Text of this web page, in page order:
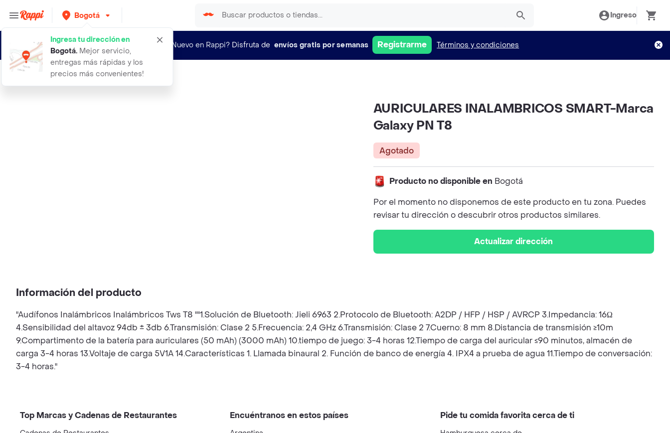
Bogotá
Ingresa tu dirección en
Bogotá. Mejor servicio,
entregas más rápidas y los
precios más convenientes!
Ingreso
¿Nuevo en Rappi? Disfruta de envíos gratis por semanas Registrarme Términos y condiciones
auriculares inalambricos smart marc
AURICULARES INALAMBRICOS SMART-Marca
Galaxy PN T8
Agotado
Producto no disponible en Bogotá
Por el momento no disponemos de este producto en tu zona. Puedes
revisar tu dirección o descubrir otros productos similares.
Actualizar dirección
Información del producto
"Audífonos Inalámbricos Inalámbricos Tws T8 ""1.Solución de Bluetooth: Jieli 6963 2.Protocolo de Bluetooth: A2DP / HFP / HSP / AVRCP 3.Impedancia: 16Ω
4.Sensibilidad del altavoz 94db ± 3db 6.Transmisión: Clase 2 5.Frecuencia: 2,4 GHz 6.Transmisión: Clase 2 7.Cuerno: 8 mm 8.Distancia de transmisión ≥10m
9.Compartimento de la batería para auriculares (50 mAh) (3000 mAh) 10.tiempo de juego: 3-4 horas 12.Tiempo de carga del auricular ≤90 minutos, almacén de
carga 3-4 horas 13.Voltaje de carga 5V1A 14.Características 1. Llamada binaural 2. Función de banco de energía 4. IPX4 a prueba de agua 11.Tiempo de conversación:
3-4 horas."
Top Marcas y Cadenas de Restaurantes Encuéntranos en estos países Pide tu comida favorita cerca de ti